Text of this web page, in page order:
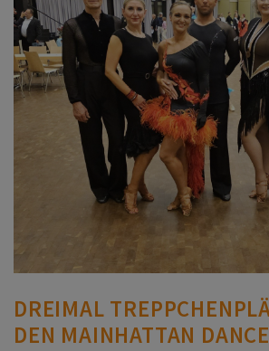
DREIMAL
DEN MAINHATTAN